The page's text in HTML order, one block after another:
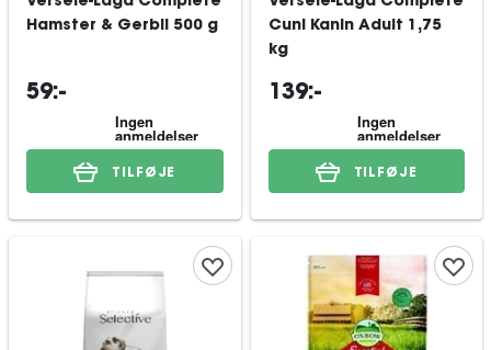
Hamster & Gerbil 500 g
59:-
TILFØJE
Cuni Kanin Adult 1,75
kg
139:-
TILFØJE